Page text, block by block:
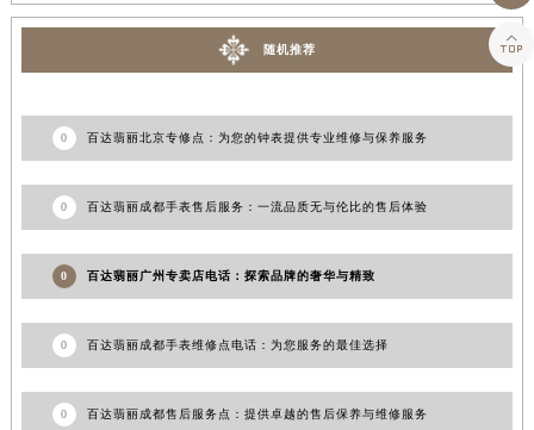
随机推荐
0 百达翡丽北京专修点：为您的钟表提供专业维修与保养服务
0 百达翡丽成都手表售后服务：一流品质无与伦比的售后体验
0 百达翡丽广州专卖店电话：探索品牌的奢华与精致
0 百达翡丽成都手表维修点电话：为您服务的最佳选择
0 百达翡丽成都售后服务点：提供卓越的售后保养与维修服务
